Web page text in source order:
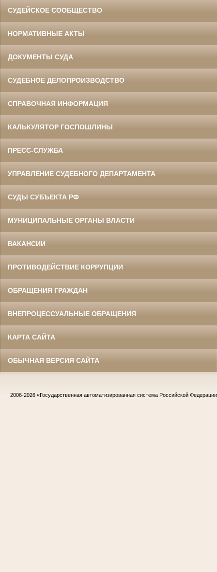
СУДЕЙСКОЕ СООБЩЕСТВО
НОРМАТИВНЫЕ АКТЫ
ДОКУМЕНТЫ СУДА
СУДЕБНОЕ ДЕЛОПРОИЗВОДСТВО
СПРАВОЧНАЯ ИНФОРМАЦИЯ
КАЛЬКУЛЯТОР ГОСПОШЛИНЫ
ПРЕСС-СЛУЖБА
УПРАВЛЕНИЕ СУДЕБНОГО ДЕПАРТАМЕНТА
СУДЫ СУБЪЕКТА РФ
МУНИЦИПАЛЬНЫЕ ОРГАНЫ ВЛАСТИ
ВАКАНСИИ
ПРОТИВОДЕЙСТВИЕ КОРРУПЦИИ
ОБРАЩЕНИЯ ГРАЖДАН
ВНЕПРОЦЕССУАЛЬНЫЕ ОБРАЩЕНИЯ
КАРТА САЙТА
ОБЫЧНАЯ ВЕРСИЯ САЙТА
2006-2026 «Государственная автоматизированная система Российской